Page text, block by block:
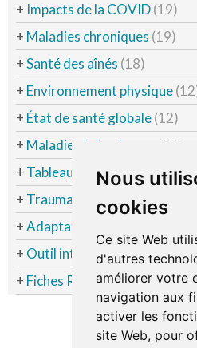
Nous
cookies
Ce site Web
d'autres
améliorer votre
navigation aux
activer les
site Web, pour
+ Impacts de la COVID(19)
+ Maladies chroniques (19)
+Santé des aînés (18)
+ Environnement physique
+ État de santé globale(12)
+ Maladies infectieuses
(11)
+ Tableaux Coup d'Oeil (11)
+ Traumatismes non
+Adaptation sociale
+ Outil interactifs(5)
+ Fiches Regard Santé(3)